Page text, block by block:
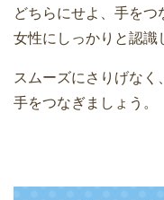
どちらにせよ、手をつ
女性にしっかりと認識
スムーズにさりげなく
手をつなぎましょう。